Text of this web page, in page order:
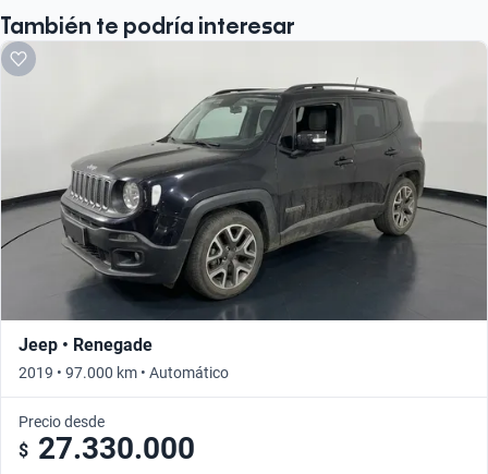
También te podría interesar
Jeep • Renegade
2019 • 97.000 km • Automático
Precio desde
$ 27.330.000